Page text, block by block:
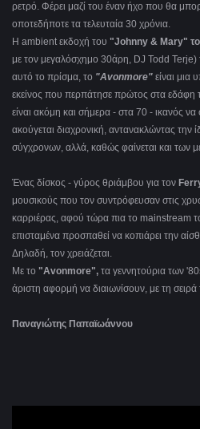
ρετρό. Φέρει μαζί του έναν ήχο που θα
οποτεδήποτε τα τελευταία 30 χρόνια.
Η ambient εκδοχή του "Johnny & Mary"
με τον μεγαλόσχημο 30άρη, DJ Todd Terje)
αυτό το πρίσμα, το "Avonmore" είναι μια
εκείνος που περπάτησε πρώτος στα εδάφη
είναι ακόμη και σήμερα - στα 70 - ικανός να
ακούγεται διαχρονική, αντανακλώντας την
σύγχρονων, αλλά, καθώς φαίνεται και των
Ένας δίσκος - γύρος θριάμβου για τον
μουσικούς που τον συντρόφευσαν στις
καρριέρας, αφού τώρα πια το mainstream
επισταμένα προσπαθεί να κοπιάρει την
Δηλαδή, τον χρειάζεται.
Με το "Avonmore", τα γεννητούρια των '80
άριστη αφορμή να διαιωνίσουν, με τη σειρά
Παναγιώτης Παπαϊωάννου